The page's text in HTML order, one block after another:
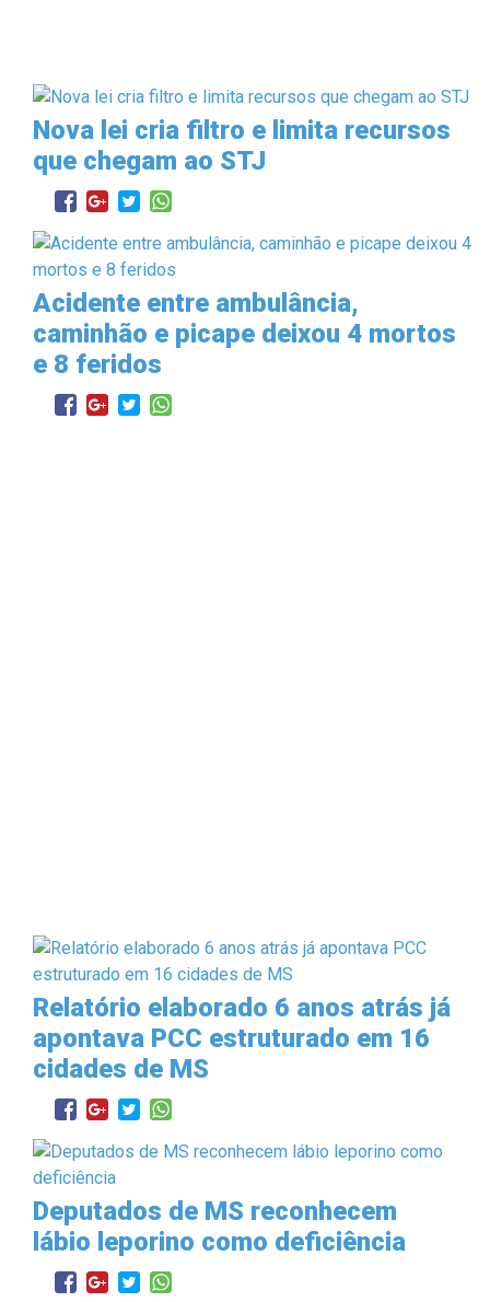
Nova lei cria filtro e limita recursos
que chegam ao STJ
Acidente entre ambulância,
caminhão e picape deixou 4 mortos
e 8 feridos
Relatório elaborado 6 anos atrás já
apontava PCC estruturado em 16
cidades de MS
Deputados de MS reconhecem
lábio leporino como deficiência